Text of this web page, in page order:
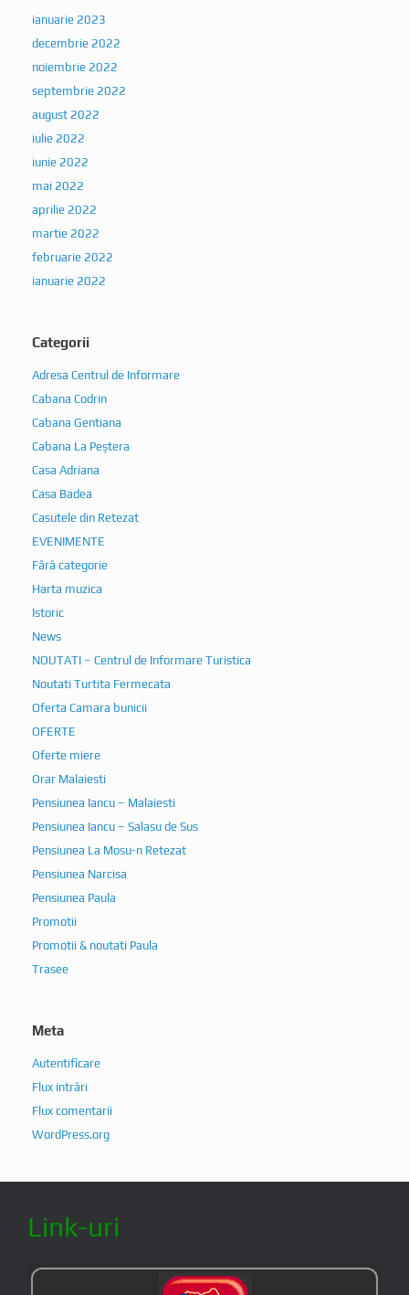
ianuarie 2023
decembrie 2022
noiembrie 2022
septembrie 2022
august 2022
iulie 2022
iunie 2022
mai 2022
aprilie 2022
martie 2022
februarie 2022
ianuarie 2022
Categorii
Adresa Centrul de Informare
Cabana Codrin
Cabana Gentiana
Cabana La Peștera
Casa Adriana
Casa Badea
Casutele din Retezat
EVENIMENTE
Fără categorie
Harta muzica
Istoric
News
NOUTATI – Centrul de Informare Turistica
Noutati Turtita Fermecata
Oferta Camara bunicii
OFERTE
Oferte miere
Orar Malaiesti
Pensiunea Iancu – Malaiesti
Pensiunea Iancu – Salasu de Sus
Pensiunea La Mosu-n Retezat
Pensiunea Narcisa
Pensiunea Paula
Promotii
Promotii & noutati Paula
Trasee
Meta
Autentificare
Flux intrări
Flux comentarii
WordPress.org
Link-uri